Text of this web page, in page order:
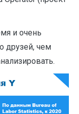
и очень
друзей, чем